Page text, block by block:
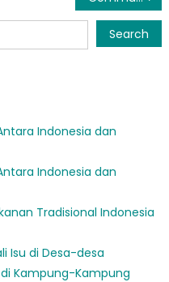
Search
Indonesia dan
Indonesia dan
Tradisional Indonesia
Isu di Desa-desa
di Kampung-Kampung